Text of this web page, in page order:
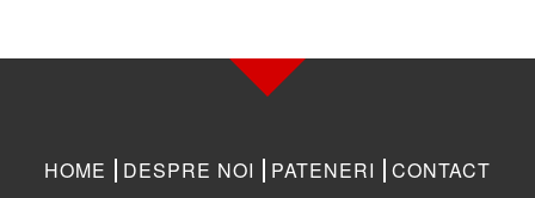
HOME DESPRE NOI PATENERI CONTACT